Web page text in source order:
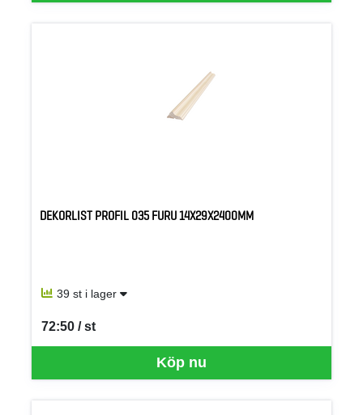
DEKORLIST PROFIL 035 FURU 14X29X2400MM
39 st i lager
Köp nu
72:50 / st
SEK per ST